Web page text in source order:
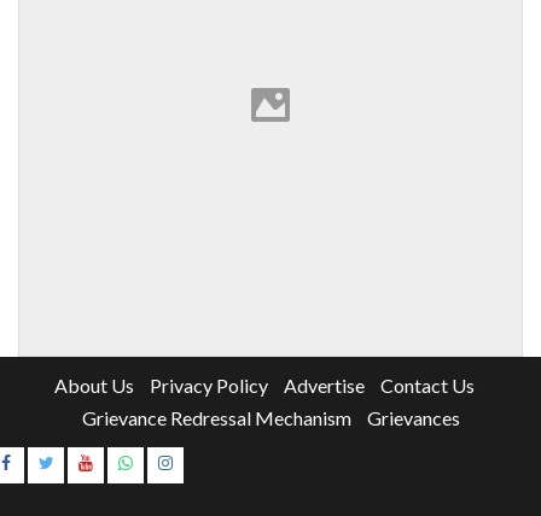
About Us Privacy Policy Advertise
Contact Us
Grievance Redressal Mechanism
Grievances
Instagram